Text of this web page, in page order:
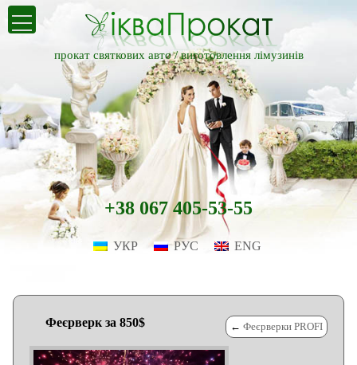
прокат святкових авто /виготовлення лімузинів
+38 067 405-53-55
УКР РУС ENG
Феєрверк за 850$ ← Феєрверки PROFI